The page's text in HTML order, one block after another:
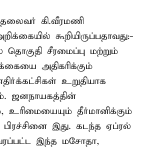
தலைவர் கி.வீரமணி
கூறியிருப்பதாவது:-
தொகுதி சீரமைப்பு மற்றும்
அதிகரிக்கும்
உறுதியாக
ஜனநாயகத்தின்
உரிமையையும் தீர்மானிக்கும்
பிரச்சினை இது. கடந்த ஏப்ரல்
இந்த மசோதா,